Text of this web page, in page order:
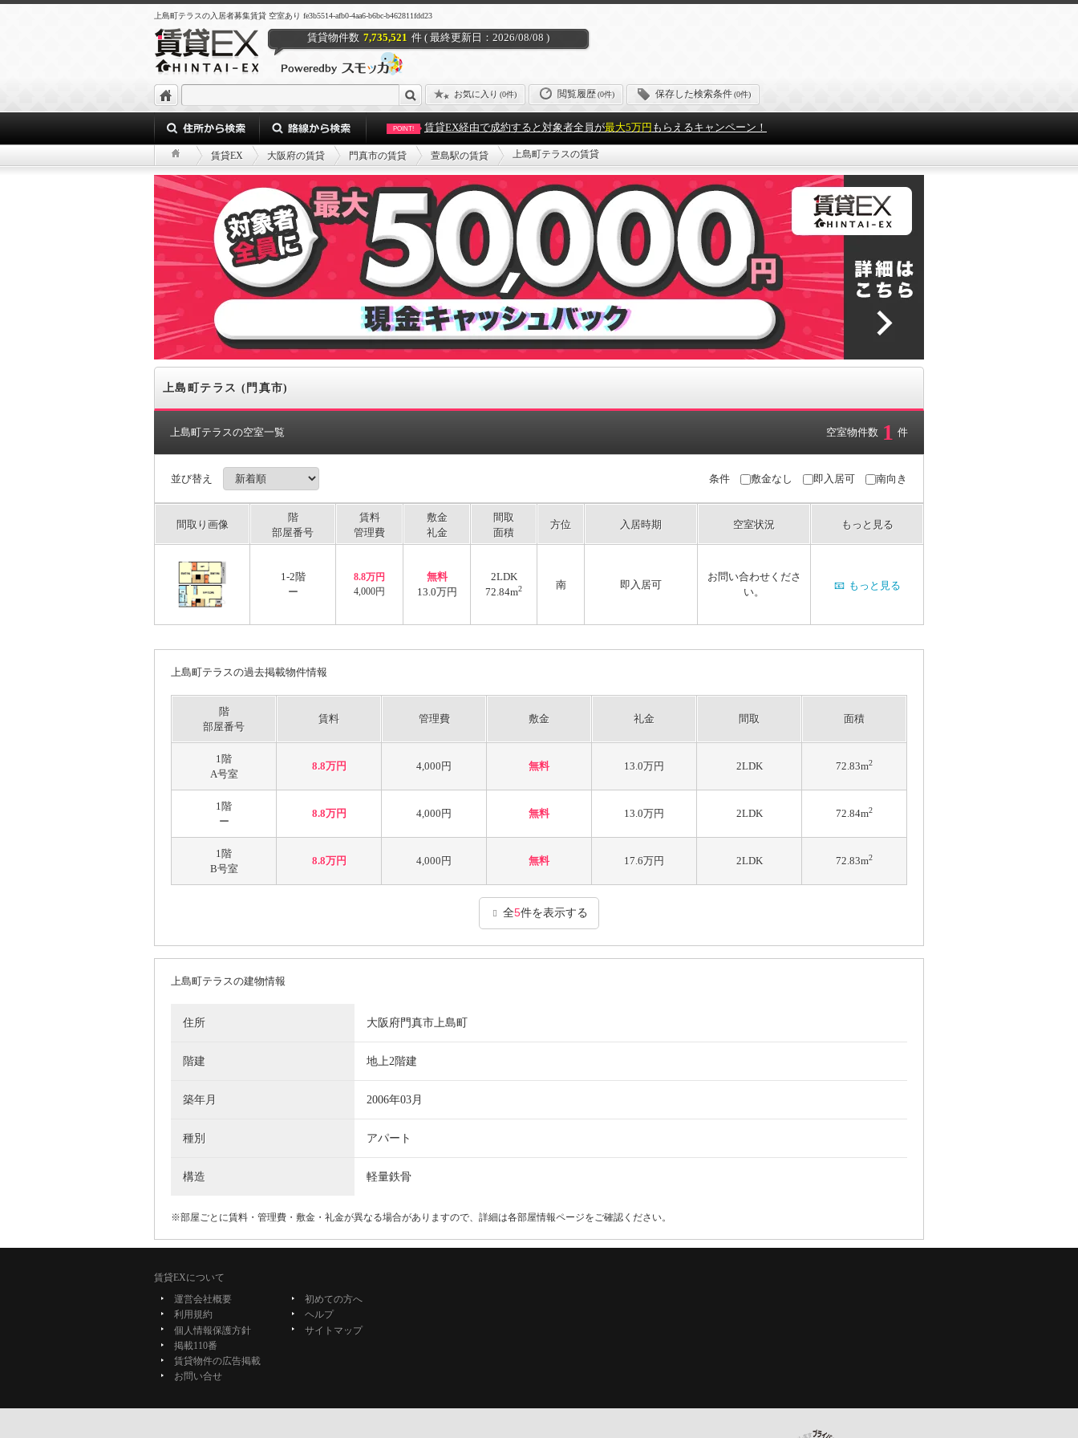
上島町テラスの入居者募集賃貸 空室あり fe3b5514-afb0-4aa6-b6bc-b462811fdd23
賃貸物件数 7,735,521 件 ( 最終更新日：2026/08/08 )
お気に入り (0件) 閲覧履歴(0件) 保存した検索条件(0件)
POINT! 賃貸EX経由で成約すると対象者全員が最大5万円 もらえるキャンペーン！
賃貸EX 大阪府の賃貸 門真市の賃貸 萱島駅の賃貸 上島町テラスの賃貸
上島町テラス (門真市)
上島町テラスの空室一覧 空室物件数 1 件
並び替え 条件 敷金なし 即入居可 南向き
間取り画像
階
部屋番号
賃料
管理費
敷金
礼金
間取
面積
方位 入居時期 空室状況 もっと見る
1-2階
ー
8.8万円
4,000円
無料
13.0万円
2LDK
72.84m2 南 即入居可
お問い合わせくださ
い。
📧 もっと見る
上島町テラスの過去掲載物件情報
階
部屋番号
賃料 管理費 敷金 礼金 間取 面積
1階
A号室
8.8万円 4,000円 無料 13.0万円 2LDK 72.83m2
1階
ー
8.8万円 4,000円 無料 13.0万円 2LDK 72.84m2
1階
B号室
8.8万円 4,000円 無料 17.6万円 2LDK 72.83m2
全5件を表示する
上島町テラスの建物情報
住所 大阪府門真市上島町
階建 地上2階建
築年月 2006年03月
種別 アパート
構造 軽量鉄骨
※部屋ごとに賃料・管理費・敷金・礼金が異なる場合がありますので、詳細は各部屋情報ページをご確認ください。
賃貸EXについて
運営会社概要
利用規約
個人情報保護方針
掲載110番
賃貸物件の広告掲載
お問い合せ
初めての方へ
ヘルプ
サイトマップ